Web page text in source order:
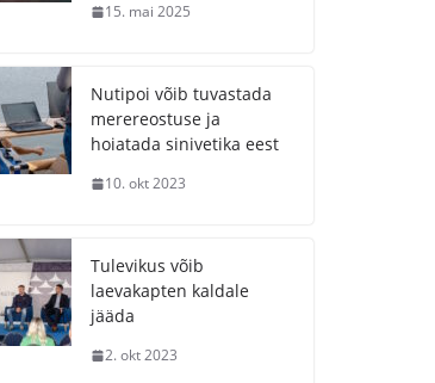
15. mai 2025
Nutipoi võib tuvastada
merereostuse ja
hoiatada sinivetika eest
10. okt 2023
Tulevikus võib
laevakapten kaldale
jääda
2. okt 2023